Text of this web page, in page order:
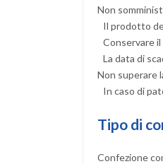
Non
Il prodotto
Conservare
La data di
Non superare
In caso di
Tipo di
Confezione